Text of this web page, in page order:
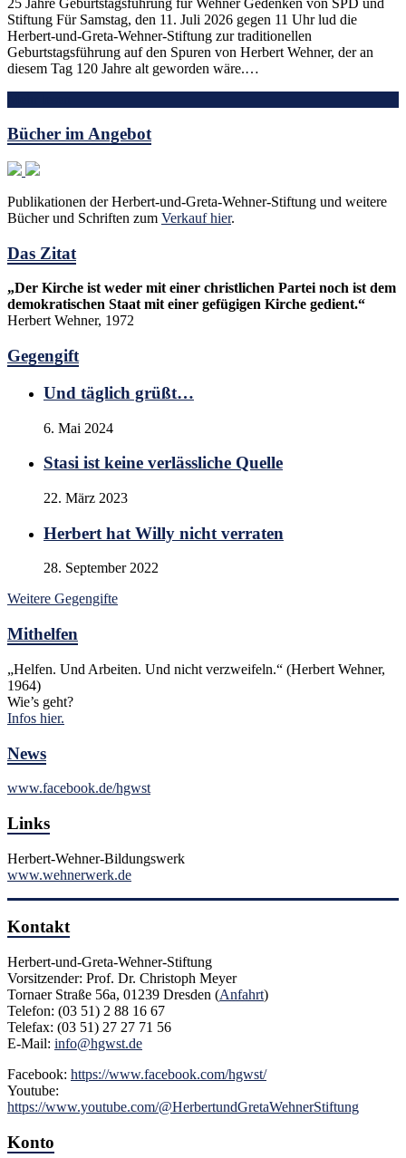
Stiftung Für Samstag, den 11. Juli 2026 gegen 11 Uhr lud die
Herbert-und-Greta-Wehner-Stiftung zur traditionellen
Geburtstagsführung auf den Spuren von Herbert Wehner, der an
diesem Tag 120 Jahre alt geworden wäre.…
Bücher im Angebot
Publikationen der Herbert-und-Greta-Wehner-Stiftung und weitere
Bücher und Schriften zum Verkauf hier.
Das Zitat
„Der Kirche ist weder mit einer christlichen Partei noch ist dem
demokratischen Staat mit einer gefügigen Kirche gedient.“
Herbert Wehner, 1972
Gegengift
Und täglich grüßt…
6. Mai 2024
Stasi ist keine verlässliche Quelle
22. März 2023
Herbert hat Willy nicht verraten
28. September 2022
Weitere Gegengifte
Mithelfen
„Helfen. Und Arbeiten. Und nicht verzweifeln.“ (Herbert Wehner,
1964)
Wie’s geht?
Infos hier.
News
www.facebook.de/hgwst
Links
Herbert-Wehner-Bildungswerk
www.wehnerwerk.de
Kontakt
Herbert-und-Greta-Wehner-Stiftung
Vorsitzender: Prof. Dr. Christoph Meyer
Tornaer Straße 56a, 01239 Dresden (Anfahrt)
Telefon: (03 51) 2 88 16 67
Telefax: (03 51) 27 27 71 56
E-Mail: info@hgwst.de
Facebook: https://www.facebook.com/hgwst/
Youtube:
https://www.youtube.com/@HerbertundGretaWehnerStiftung
Konto